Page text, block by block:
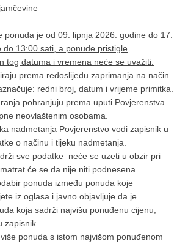
ponuda je od 09. lipnja 2026. godine do 17.
do 13:00 sati, a ponude pristigle
tog datuma i vremena neće se uvažiti.
prema redoslijedu zaprimanja na način
redni broj, datum i vrijeme primitka.
pohranjuju prema uputi Povjerenstva
neovlaštenim osobama.
nadmetanja Povjerenstvo vodi zapisnik u
o načinu i tijeku nadmetanja.
sve podatke neće se uzeti u obzir pri
će se da nije niti podnesena.
ponuda između ponuda koje
iz oglasa i javno objavljuje da je
koja sadrži najvišu ponuđenu cijenu,
zapisnik.
ponuda s istom najvišom ponuđenom